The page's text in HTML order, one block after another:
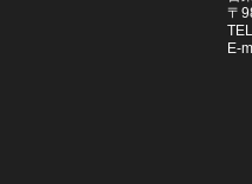
〒
E-